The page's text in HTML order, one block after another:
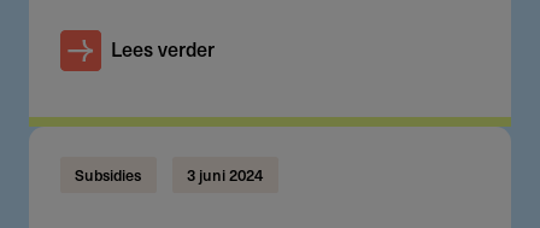
Lees verder
Subsidies 3 juni 2024